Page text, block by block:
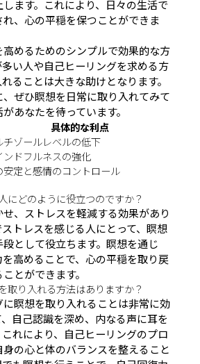
ます。これにより、日々の生活で
、心の平穏を保つことができま
めるためのシンプルで効果的な方
い人や自己ヒーリングを求める方
ることは大きな助けとなります。
ぜひ瞑想を日常に取り入れてみて
あなたを待っています。
具体的な利点
チゾールレベルの低下
ンドフルネスの強化
安定と感情のコントロール
にどのように役立つのですか？
、ストレスを軽減する効果があり
トレスを感じる人にとって、瞑想
として役立ちます。瞑想を通じ
高めることで、心の平穏を取り戻
とができます。
取り入れる方法はありますか？
瞑想を取り入れることは非常に効
自己認識を深め、内なる声に耳を
れにより、自己ヒーリングのプロ
の心と体のバランスを整えること